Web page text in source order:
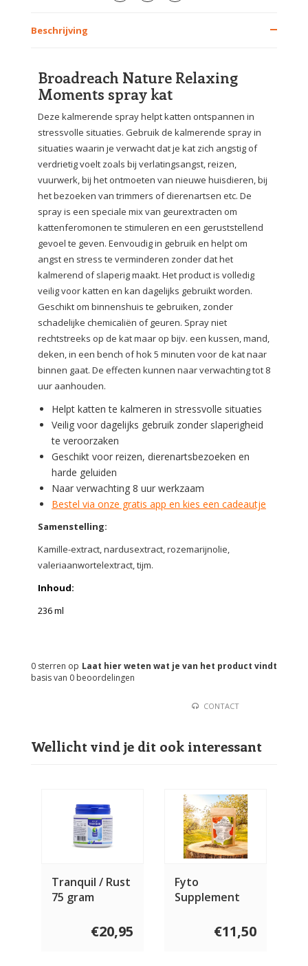
Beschrijving
Broadreach Nature Relaxing
Moments spray kat
Deze kalmerende spray helpt katten ontspannen in
stressvolle situaties. Gebruik de kalmerende spray in
situaties waarin je verwacht dat je kat zich angstig of
verdrietig voelt zoals bij verlatingsangst, reizen,
vuurwerk, bij het ontmoeten van nieuwe huisdieren, bij
het bezoeken van trimmers of dierenartsen etc. De
spray is een speciale mix van geurextracten om
kattenferomonen te stimuleren en een geruststellend
gevoel te geven. Eenvoudig in gebruik en helpt om
angst en stress te verminderen zonder dat het
kalmerend of slaperig maakt. Het product is volledig
veilig voor katten en kan dagelijks gebruikt worden.
Geschikt om binnenshuis te gebruiken, zonder
schadelijke chemicaliën of geuren. Spray niet
rechtstreeks op de kat maar op bijv. een kussen, mand,
deken, in een bench of hok 5 minuten voor de kat naar
binnen gaat. De effecten kunnen naar verwachting tot 8
uur aanhouden.
Helpt katten te kalmeren in stressvolle situaties
Veilig voor dagelijks gebruik zonder slaperigheid
te veroorzaken
Geschikt voor reizen, dierenartsbezoeken en
harde geluiden
Naar verwachting 8 uur werkzaam
Bestel via onze gratis app en kies een cadeautje
Samenstelling:
Kamille-extract, nardusextract, rozemarijnolie,
valeriaanwortelextract, tijm.
Inhoud:
236 ml
Laat hier weten wat je van het product vindt
0 sterren op
basis van 0 beoordelingen
CONTACT
Wellicht vind je dit ook interessant
Tranquil / Rust
75 gram
€20,95
Fyto
Supplement
40 gram€11,50